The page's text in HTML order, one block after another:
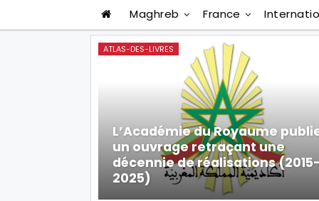
Maghreb France
ATLAS-DES-LIVRES
L’Académie du Royaume
un ouvrage retraçant une
décennie de réalisations (2015-
2025)